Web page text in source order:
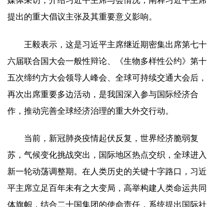
提出的重大倡议主张及其重要意义影响。
王毅表示，这是习近平主席继近期密集出席第七十
六届联合国大会一般性辩论、《生物多样性公约》第十
五次缔约方大会领导人峰会、全球可持续交通大会后，
再次出席重要多边活动，是我国深入参与国际经济合
作，推动完善全球经济治理的重大外交行动。
当前，新冠肺炎疫情起伏反复，世界经济脆弱复
苏，气候变化挑战突出，国际地区热点交织，全球进入
新一轮动荡调整期。在人类历史的关键十字路口，习近
平主席立足百年未有之大变局，高举构建人类命运共同
体旗帜，结合二十国集团的使命责任，系统提出国际社